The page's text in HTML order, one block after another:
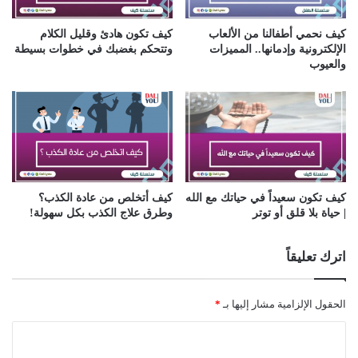
كيف نحمي أطفالنا من الألعاب
الإلكترونية وإدمانها.. المميزات
والعيوب
كيف تكون هادئ وقليل الكلام
وتتحكم بغضبك في خطوات بسيطة
كيف تكون سعيداً في حياتك مع الله
| حياة بلا قلق أو توتر
كيف أتخلص من عادة الكذب؟
وطرق علاج الكذب بكل سهولة!
اترك تعليقاً
الحقول الإلزامية مشار إليها بـ *